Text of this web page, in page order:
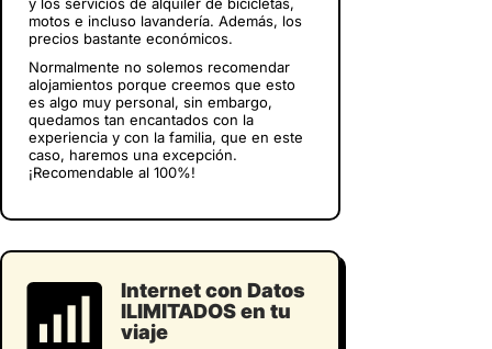
motos e incluso lavandería. Además, los
precios bastante económicos.
Normalmente no solemos recomendar
alojamientos porque creemos que esto
es algo muy personal, sin embargo,
quedamos tan encantados con la
experiencia y con la familia, que en este
caso, haremos una excepción.
¡Recomendable al 100%!
Internet con Datos
ILIMITADOS en tu
viaje